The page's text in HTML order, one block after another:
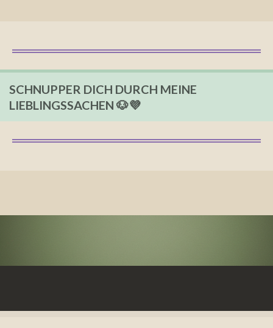
SCHNUPPER DICH DURCH MEINE
LIEBLINGSSACHEN 🐶💜